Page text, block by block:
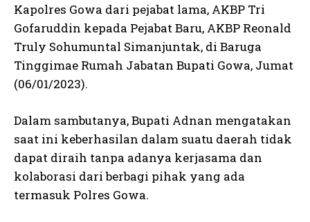
Kapolres Gowa dari pejabat lama, AKBP Tri
Gofaruddin kepada Pejabat Baru, AKBP Reonald
Truly Sohumuntal Simanjuntak, di Baruga
Tinggimae Rumah Jabatan Bupati Gowa, Jumat
(06/01/2023).
Dalam sambutanya, Bupati Adnan mengatakan
saat ini keberhasilan dalam suatu daerah tidak
dapat diraih tanpa adanya kerjasama dan
kolaborasi dari berbagi pihak yang ada
termasuk Polres Gowa.